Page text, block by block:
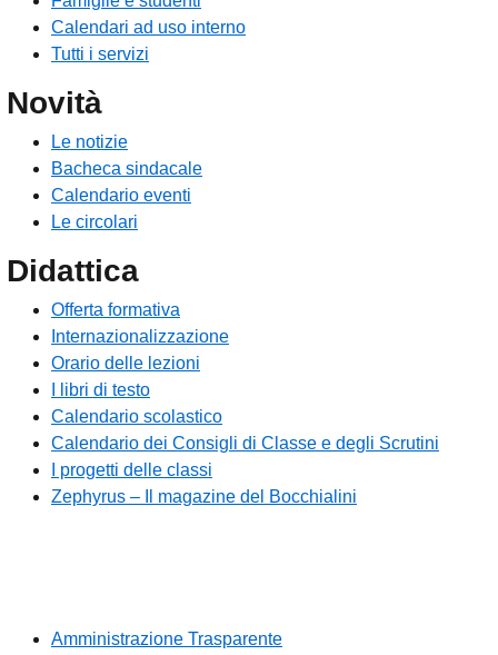
Calendari ad uso interno
Tutti i servizi
Novità
Le notizie
Bacheca sindacale
Calendario eventi
Le circolari
Didattica
Offerta formativa
Internazionalizzazione
Orario delle lezioni
I libri di testo
Calendario scolastico
Calendario dei Consigli di Classe e degli Scrutini
I progetti delle classi
Zephyrus – Il magazine del Bocchialini
Amministrazione Trasparente